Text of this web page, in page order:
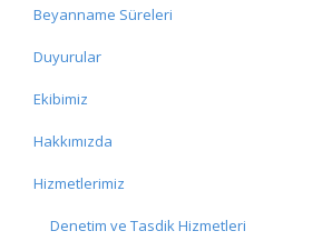
Beyanname Süreleri
Duyurular
Ekibimiz
Hakkımızda
Hizmetlerimiz
Denetim ve Tasdik Hizmetleri